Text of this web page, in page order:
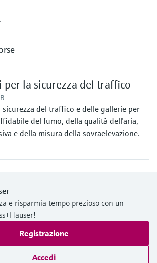
per la sicurezza del traffico
del traffico e delle gallerie per
del fumo, della qualità dell'aria,
e della misura della sovraelevazione.
e risparmia tempo prezioso con un
Registrazione
Accedi